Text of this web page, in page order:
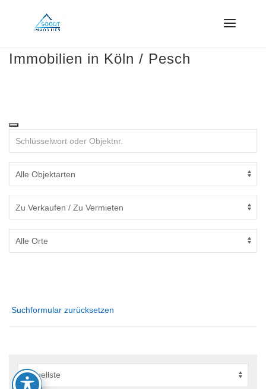
Immobilien in Köln / Pesch
Suchformular zurücksetzen